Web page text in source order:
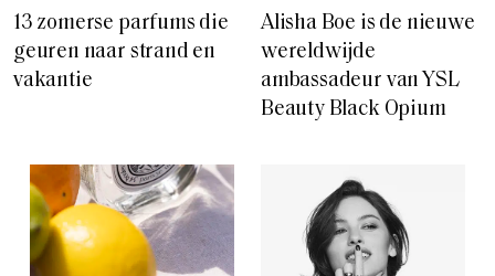
13 zomerse parfums die
geuren naar strand en
vakantie
Alisha Boe is de nieuwe
wereldwijde
ambassadeur van YSL
Beauty Black Opium